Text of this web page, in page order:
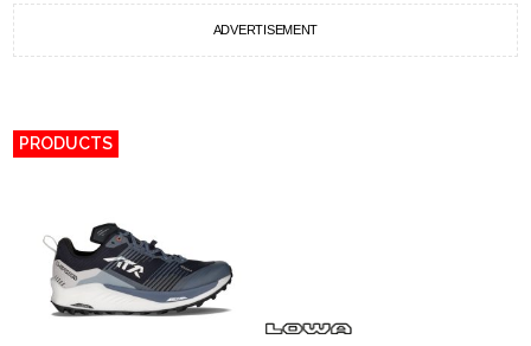
ADVERTISEMENT
PRODUCTS